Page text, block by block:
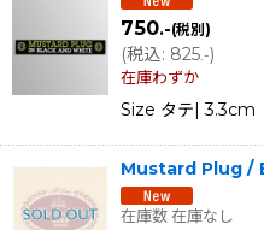
750.-(税別)
(税込: 825 .-)
在庫わずか
Size タテ|
Mustard Plug /
在庫数 在庫なし